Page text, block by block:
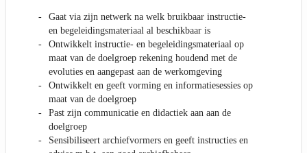
Gaat via zijn netwerk na welk bruikbaar instructie-
en begeleidingsmateriaal al beschikbaar is
Ontwikkelt instructie- en begeleidingsmateriaal op
maat van de doelgroep rekening houdend met de
evoluties en aangepast aan de werkomgeving
Ontwikkelt en geeft vorming en informatiesessies op
maat van de doelgroep
Past zijn communicatie en didactiek aan aan de
doelgroep
Sensibiliseert archiefvormers en geeft instructies en